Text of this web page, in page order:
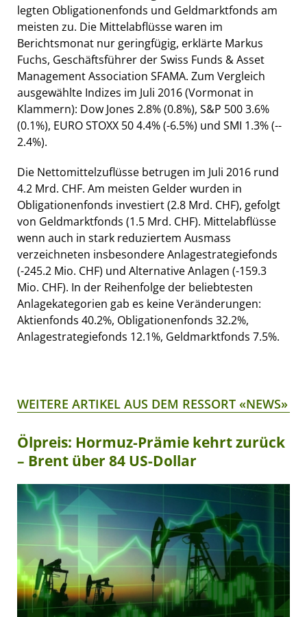
legten Obligationenfonds und Geldmarktfonds am
meisten zu. Die Mittelabflüsse waren im
Berichtsmonat nur geringfügig, erklärte Markus
Fuchs, Geschäftsführer der Swiss Funds & Asset
Management Association SFAMA. Zum Vergleich
ausgewählte Indizes im Juli 2016 (Vormonat in
Klammern): Dow Jones 2.8% (0.8%), S&P 500 3.6%
(0.1%), EURO STOXX 50 4.4% (-­6.5%) und SMI 1.3% (-­
2.4%).
Die Nettomittelzuflüsse betrugen im Juli 2016 rund
4.2 Mrd. CHF. Am meisten Gelder wurden in
Obligationenfonds investiert (2.8 Mrd. CHF), gefolgt
von Geldmarktfonds (1.5 Mrd. CHF). Mittelabflüsse 
wenn auch in stark reduziertem Ausmass 
verzeichneten insbesondere Anlagestrategiefonds
(-­245.2 Mio. CHF) und Alternative Anlagen (-­159.3
Mio. CHF). In der Reihenfolge der beliebtesten
Anlagekategorien gab es keine Veränderungen:
Aktienfonds 40.2%, Obligationenfonds 32.2%,
Anlagestrategiefonds 12.1%, Geldmarktfonds 7.5%.
WEITERE ARTIKEL AUS DEM RESSORT «NEWS»
Ölpreis: Hormuz-Prämie kehrt zurück
– Brent über 84 US-Dollar